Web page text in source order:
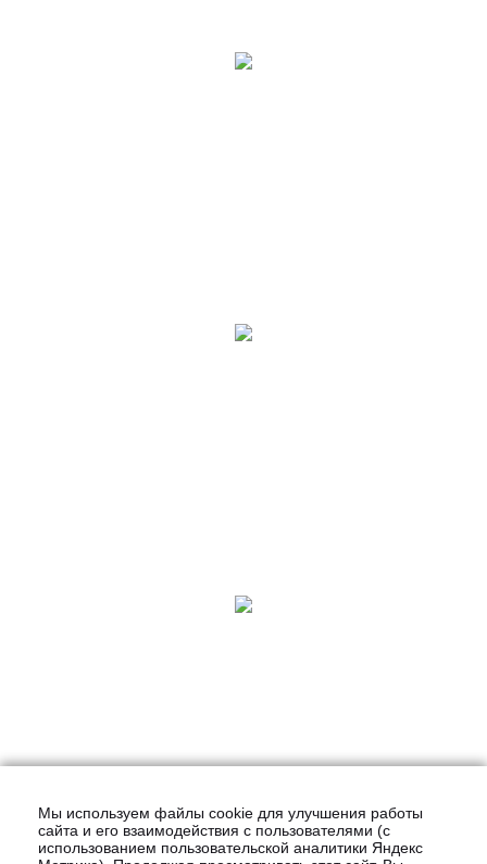
Мы используем файлы cookie для улучшения работы
сайта и его взаимодействия с пользователями (с
использованием пользовательской аналитики Яндекс